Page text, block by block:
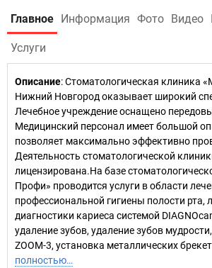
Главное Информация Фото Видео
Услуги
Описание: Стоматологическая клиника
Нижний Новгород оказывает широкий
Лечебное учреждение оснащено
Медицинский персонал имеет большой
позволяет максимально эффективно
Деятельность стоматологической
лицензирована.На базе
Профи» проводится услуги в области
профессиональной гигиены полости рта,
диагностики кариеса системой
удаление зубов, удаление зубов
ZOOM-3, установка металлических
полностью…